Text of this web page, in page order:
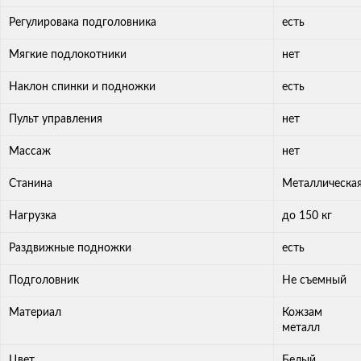
Регулировака подголовника есть
Мягкие подлокотники нет
Наклон спинки и подножки есть
Пульт управления нет
Массаж нет
Станина
Нагрузка до 150 кг
Раздвижные подножки есть
Подголовник Не съемный
Материал
Кожзам
металл